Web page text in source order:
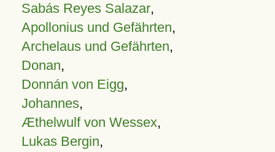
Sabás Reyes Salazar,
Apollonius und Gefährten,
Archelaus und Gefährten,
Donan,
Donnán von Eigg,
Johannes,
Æthelwulf von Wessex,
Lukas Bergin,